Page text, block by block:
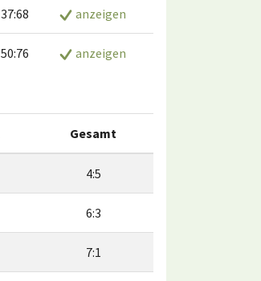
37:68 anzeigen
50:76 anzeigen
Gesamt
4:5
6:3
7:1